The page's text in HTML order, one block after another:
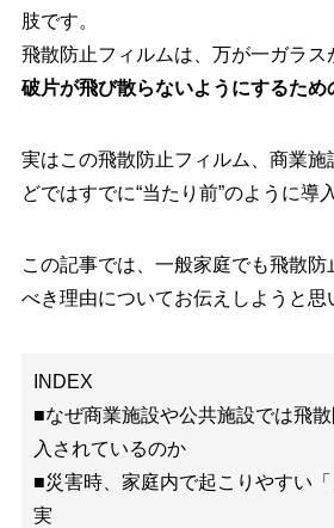
肢です。
飛散防止フィルムは、万が一ガラス
破片が飛び散らないようにするため
実はこの飛散防止フィルム、商業施
どではすでに“当たり前”のように導
この記事では、一般家庭でも飛散
べき理由についてお伝えしようと思
INDEX
■なぜ商業施設や公共施設では飛
入されているのか
■災害時、家庭内で起こりやすい
実